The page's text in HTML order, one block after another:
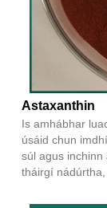
Astaxanthin
Is amhábhar
úsáid chun
súl agus inchinn
tháirgí nádúrtha,